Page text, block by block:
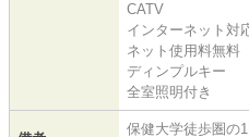
CATV
インターネット対
ネット使用料無料
ディンプルキー
全室照明付き
保健大学徒歩圏の